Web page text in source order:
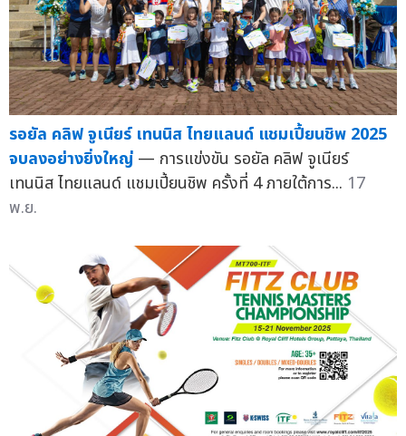
รอยัล คลิฟ จูเนียร์ เทนนิส ไทยแลนด์ แชมเปี้ยนชิพ 2025
จบลงอย่างยิ่งใหญ่ — การแข่งขัน รอยัล คลิฟ จูเนียร์
เทนนิส ไทยแลนด์ แชมเปี้ยนชิพ ครั้งที่ 4 ภายใต้การ... 17
พ.ย.